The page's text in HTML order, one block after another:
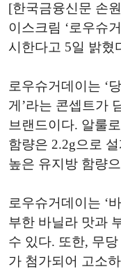
[한국금융신문 손
이스크림 ‘로우슈
시한다고 5일 밝혔
로우슈거데이는 ‘
게’라는 콘셉트가
브랜드이다. 알룰
함량은 2.2g으로
높은 유지방 함량
로우슈거데이는 ‘
부한 바닐라 맛과
수 있다. 또한, 무
가 첨가되어 고소